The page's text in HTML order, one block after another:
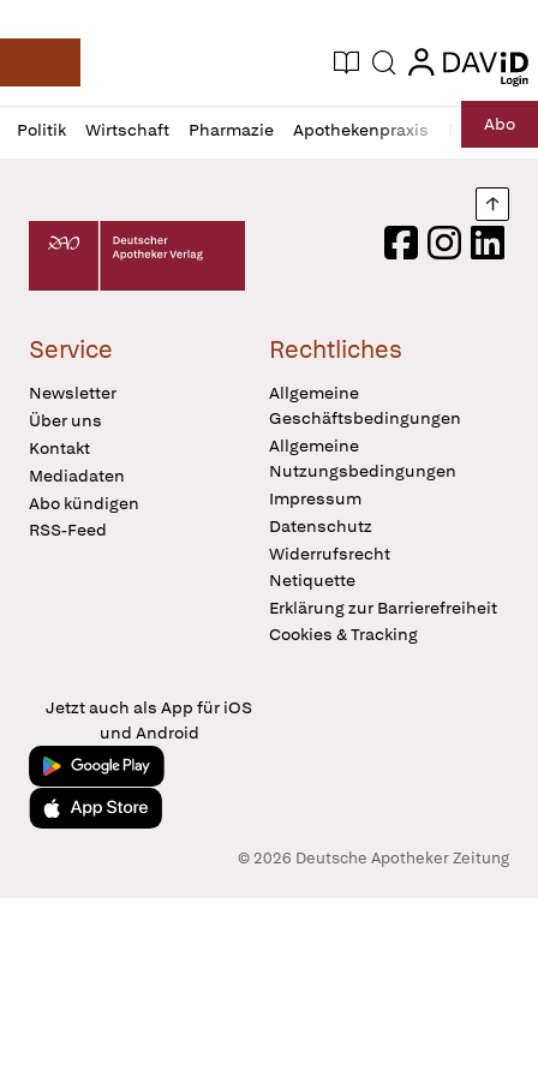
Deutsche Apotheker Zeitung
Aktuelle Ausgabe
Suche login
login
Politik Wirtschaft Pharmazie Apothekenpraxis RechtAbo
Profil
öffnen
Daz
Pur
Deutscher Apotheker Verlag Logo
FacebookInstagram
Service
Newsletter
Über uns
Kontakt
Mediadaten
Abo kündigen
RSS-Feed
Rechtliches
Allgemeine
Geschäftsbedingungen
Allgemeine
Nutzungsbedingungen
Impressum
Datenschutz
Widerrufsrecht
Netiquette
Erklärung zur Barrierefreiheit
Cookies & Tracking
Jetzt auch als App für iOS
und Android
Jetzt bei Google Play
Laden im App Store
© 2026 Deutsche Apotheker Zeitung